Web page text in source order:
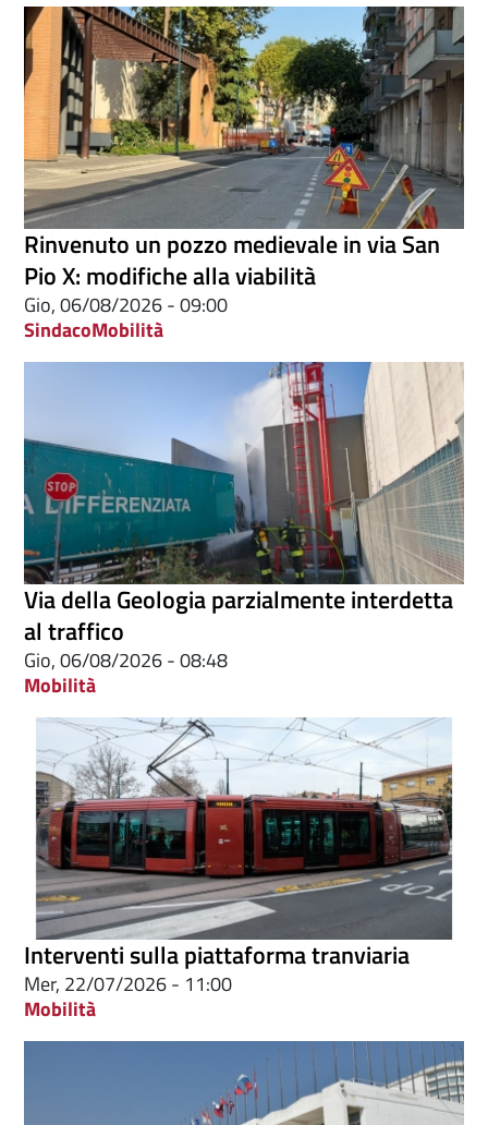
Rinvenuto un pozzo medievale in via San
Pio X: modifiche alla viabilità
Gio, 06/08/2026 - 09:00
SindacoMobilità
Via della Geologia parzialmente interdetta
al traffico
Gio, 06/08/2026 - 08:48
Mobilità
Interventi sulla piattaforma tranviaria
Mer, 22/07/2026 - 11:00
Mobilità